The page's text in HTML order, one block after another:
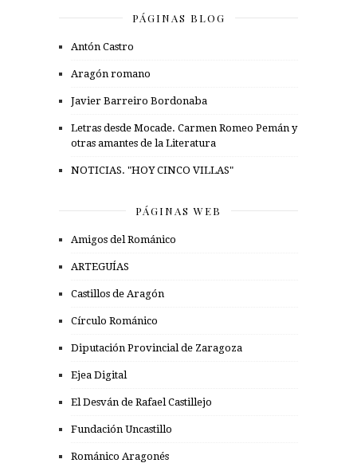
PÁGINAS BLOG
Antón Castro
Aragón romano
Javier Barreiro Bordonaba
Letras desde Mocade. Carmen Romeo Pemán y
otras amantes de la Literatura
NOTICIAS. "HOY CINCO VILLAS"
PÁGINAS WEB
Amigos del Románico
ARTEGUÍAS
Castillos de Aragón
Círculo Románico
Diputación Provincial de Zaragoza
Ejea Digital
El Desván de Rafael Castillejo
Fundación Uncastillo
Románico Aragonés